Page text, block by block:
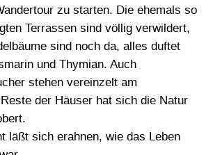
zu starten. Die ehemals so
Terrassen sind völlig verwildert,
sind noch da, alles duftet
und Thymian. Auch
stehen vereinzelt am
der Häuser hat sich die Natur
läßt sich erahnen, wie das Leben